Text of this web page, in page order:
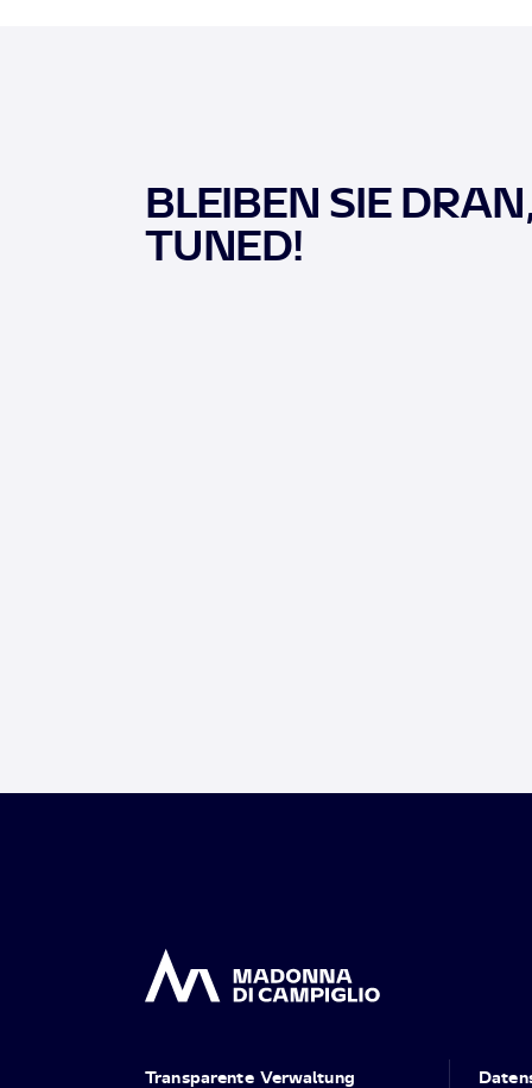
BLEIBEN SIE
TUNED!
Transparente Verwaltung